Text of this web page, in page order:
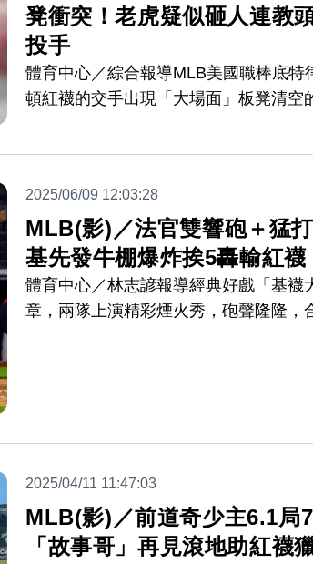
凳衝突！老虎疑似砸人連教
投手
體育中心／綜合報導MLB美國職棒底特
頓紅襪的交手出現「大場面」板凳清空
2025/06/09 12:03:28
MLB(影)／法官雙響砲＋猛
基先發牛棚爆炸挨5轟輸紅襪
體育中心／林志諺報導經典好戲「基襪
章，兩隊上演精彩煙火秀，砲聲隆隆，
2025/04/11 11:47:03
MLB(影)／前道奇少主6.1
「故事哥」再見滾地助紅襪